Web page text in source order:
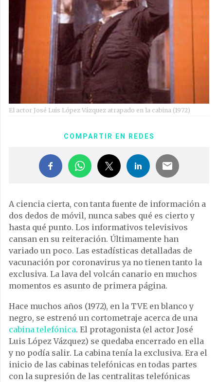
El actor José Luis López Vázquez atrapado en la cabina (1972)
COMPARTIR EN REDES
A ciencia cierta, con tanta fuente de información a
dos dedos de móvil, nunca sabes qué es cierto y
hasta qué punto. Los informativos televisivos
cansan en su reiteración. Últimamente han
variado un poco. Las estadísticas detalladas de
vacunación por coronavirus ya no tienen tanto la
exclusiva. La lava del volcán canario en muchos
momentos es asunto de primera página.
Hace muchos años (1972), en la TVE en blanco y
negro, se estrenó un cortometraje acerca de una
cabina telefónica. El protagonista (el actor José
Luis López Vázquez) se quedaba encerrado en ella
y no podía salir. La cabina tenía la exclusiva. Era el
inicio de las cabinas telefónicas en todas partes
con la supresión de las centralitas telefónicas